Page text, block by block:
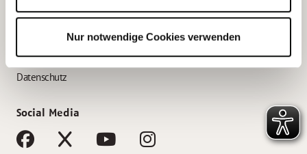
Nur notwendige Cookies verwenden
AWO Gliederungen nach Bundesland
Impressum
Datenschutz
Social Media